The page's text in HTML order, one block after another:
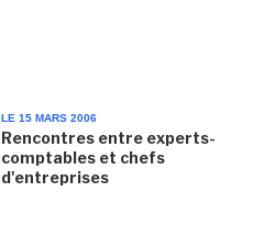
LE 15 MARS 2006
Rencontres entre experts-
comptables et chefs
d'entreprises